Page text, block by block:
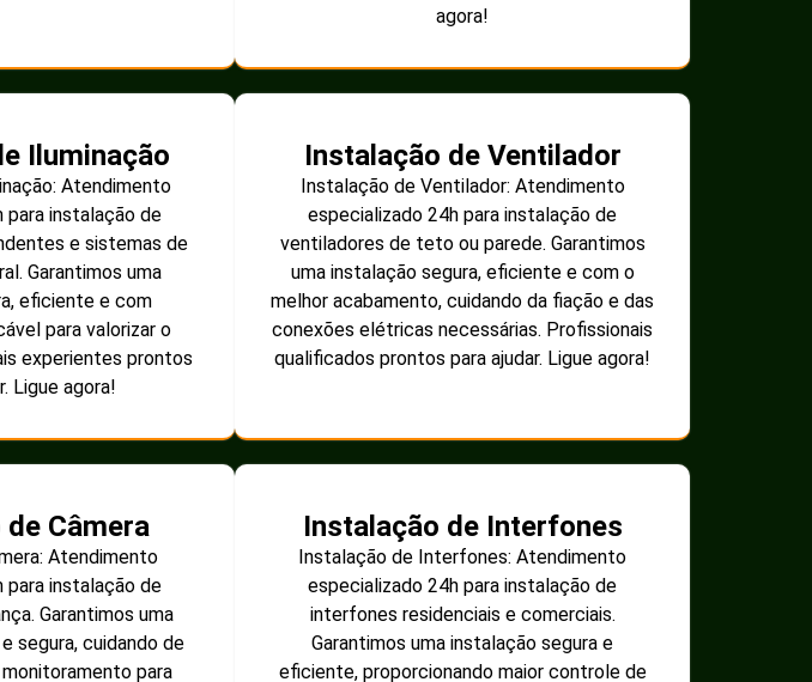
agora!
Iluminação
Atendimento
para instalação de
e sistemas de
Garantimos uma
eficiente e com
para valorizar o
experientes prontos
Ligue agora!
Instalação de Ventilador
Instalação de Ventilador: Atendimento
especializado 24h para instalação de
ventiladores de teto ou parede. Garantimos
uma instalação segura, eficiente e com o
melhor acabamento, cuidando da fiação e das
conexões elétricas necessárias. Profissionais
qualificados prontos para ajudar. Ligue agora!
Câmera
Atendimento
para instalação de
Garantimos uma
segura, cuidando de
para
Instalação de Interfones
Instalação de Interfones: Atendimento
especializado 24h para instalação de
interfones residenciais e comerciais.
Garantimos uma instalação segura e
eficiente, proporcionando maior controle de